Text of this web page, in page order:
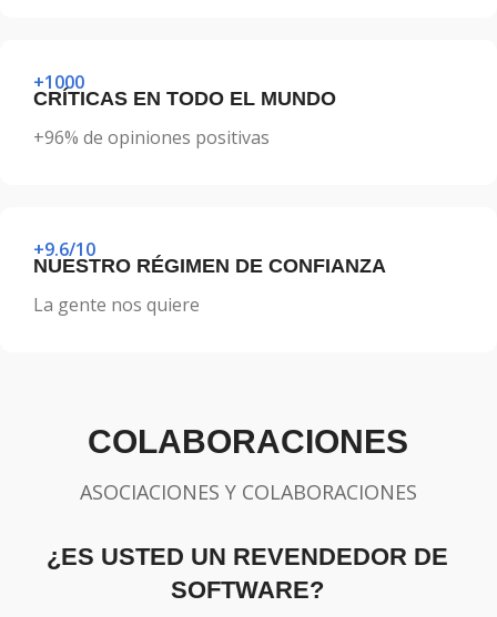
+1000
CRÍTICAS EN TODO EL MUNDO
+96% de opiniones positivas
+9.6/10
NUESTRO RÉGIMEN DE CONFIANZA
La gente nos quiere
COLABORACIONES
ASOCIACIONES Y COLABORACIONES
¿ES USTED UN REVENDEDOR DE
SOFTWARE?